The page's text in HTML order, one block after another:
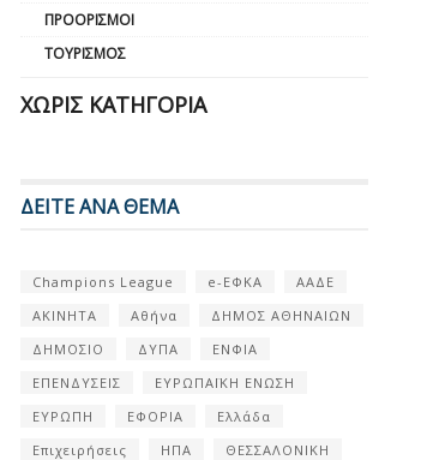
ΠΡΟΟΡΙΣΜΟΊ
ΤΟΥΡΙΣΜΌΣ
ΧΩΡΊΣ ΚΑΤΗΓΟΡΊΑ
ΔΕΙΤΕ ΑΝΑ ΘΕΜΑ
Champions League e-ΕΦΚΑ
ΑΑΔΕ
ΑΚΙΝΗΤΑ
Αθήνα
ΔΗΜΟΣ ΑΘΗΝΑΙΩΝ
ΔΗΜΟΣΙΟ
ΔΥΠΑ
ΕΝΦΙΑ
ΕΠΕΝΔΥΣΕΙΣ
ΕΥΡΩΠΑΪΚΗ ΕΝΩΣΗ
ΕΥΡΩΠΗ
ΕΦΟΡΙΑ
Ελλάδα
Επιχειρήσεις
ΗΠΑ
ΘΕΣΣΑΛΟΝΙΚΗ